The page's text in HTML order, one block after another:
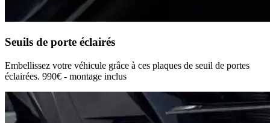
Seuils de porte éclairés
Embellissez votre véhicule grâce à ces plaques de seuil de portes
éclairées. 990€ - montage inclus